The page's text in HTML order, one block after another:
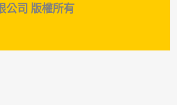
公司 版權所有